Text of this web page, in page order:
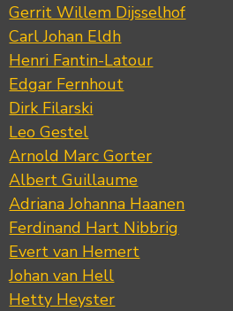
Gerrit Willem Dijsselhof
Carl Johan Eldh
Henri Fantin-Latour
Edgar Fernhout
Dirk Filarski
Leo Gestel
Arnold Marc Gorter
Albert Guillaume
Adriana Johanna Haanen
Ferdinand Hart Nibbrig
Evert van Hemert
Johan van Hell
Hetty Heyster